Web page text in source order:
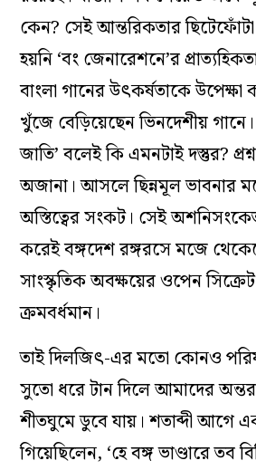
কেন? সেই আন্তরিকতার
হয়নি ‘বং জেনারেশনে’র
বাংলা গানের উৎকর্ষতাকে
খুঁজে বেড়িয়েছেন ভিনদেশীয় গানে।
জাতি’ বলেই কি এমনটাই দস্তুর?
অজানা। আসলে ছিন্নমূল ভাবনার
অস্তিত্বের সংকট। সেই
করেই বঙ্গদেশ রঙ্গরসে মজে
সাংস্কৃতিক অবক্ষয়ের ওপেন
ক্রমবর্ধমান।
তাই দিলজিৎ-এর মতো কোনও
সুতো ধরে টান দিলে আমাদের
শীতঘুমে ডুবে যায়। শতাব্দী আগে
গিয়েছিলেন, ‘হে বঙ্গ ভাণ্ডারে তব